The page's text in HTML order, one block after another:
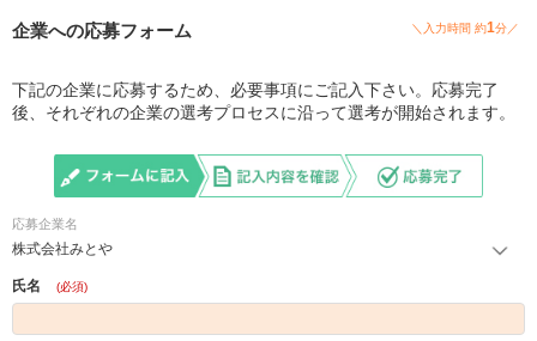
企業への応募フォーム ＼入力時間 約1分／
下記の企業に応募するため、必要事項にご記入下さい。応募完了
後、それぞれの企業の選考プロセスに沿って選考が開始されます。
応募企業名
株式会社みとや
氏名 (必須)